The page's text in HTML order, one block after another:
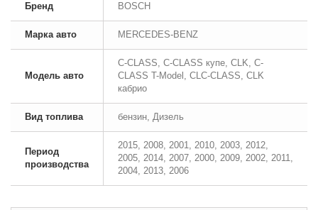
Бренд BOSCH
Марка авто MERCEDES-BENZ
Модель авто
C-CLASS, C-CLASS купе, CLK, C-
CLASS T-Model, CLC-CLASS, CLK
кабрио
Вид топлива бензин, Дизель
Период
производства
2015, 2008, 2001, 2010, 2003, 2012,
2005, 2014, 2007, 2000, 2009, 2002, 2011,
2004, 2013, 2006